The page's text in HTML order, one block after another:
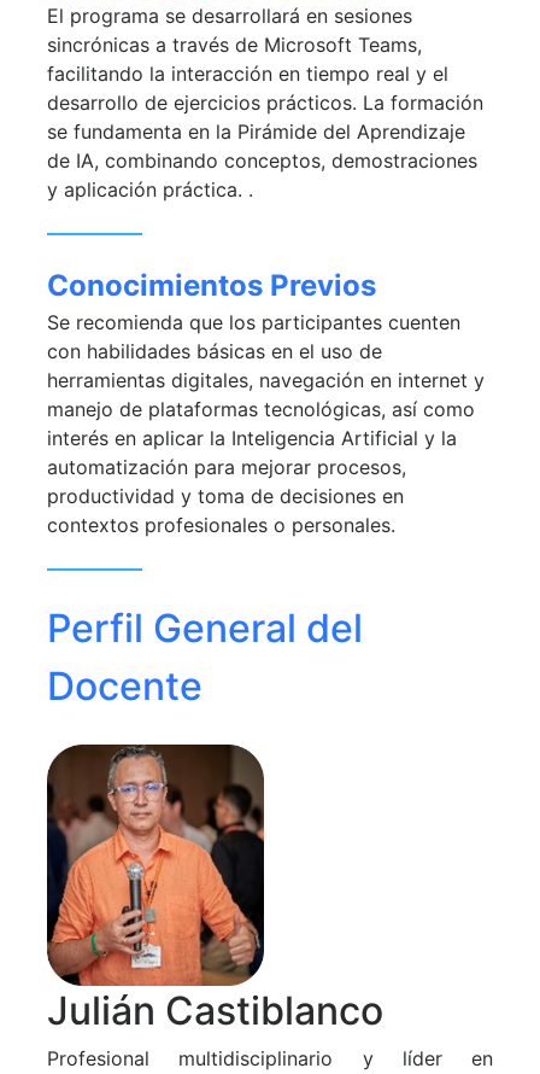
El programa se desarrollará en sesiones
sincrónicas a través de Microsoft Teams,
facilitando la interacción en tiempo real y el
desarrollo de ejercicios prácticos. La formación
se fundamenta en la Pirámide del Aprendizaje
de IA, combinando conceptos, demostraciones
y aplicación práctica. .
Conocimientos Previos
Se recomienda que los participantes cuenten
con habilidades básicas en el uso de
herramientas digitales, navegación en internet y
manejo de plataformas tecnológicas, así como
interés en aplicar la Inteligencia Artificial y la
automatización para mejorar procesos,
productividad y toma de decisiones en
contextos profesionales o personales.
Perfil General del
Docente
Julián Castiblanco
Profesional multidisciplinario y líder en